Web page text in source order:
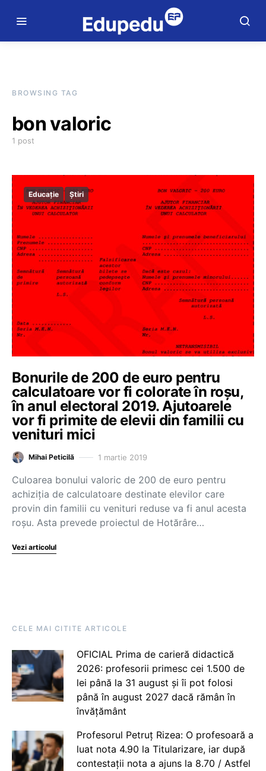
BROWSING TAG
bon valoric
1 post
Educație Știri
Bonurile de 200 de euro pentru
calculatoare vor fi colorate în roşu,
în anul electoral 2019. Ajutoarele
vor fi primite de elevii din familii cu
venituri mici
Mihai Peticilă 1 martie 2019
Culoarea bonului valoric de 200 de euro pentru
achiziţia de calculatoare destinate elevilor care
provin din familii cu venituri reduse va fi anul acesta
roşu. Asta prevede proiectul de Hotărâre…
Vezi articolul
CELE MAI CITITE ARTICOLE
OFICIAL Prima de carieră didactică
2026: profesorii primesc cei 1.500 de
lei până la 31 august și îi pot folosi
până în august 2027 dacă rămân în
învățământ
Profesorul Petruț Rizea: O profesoară a
luat nota 4.90 la Titularizare, iar după
contestații nota a ajuns la 8.70 / Astfel